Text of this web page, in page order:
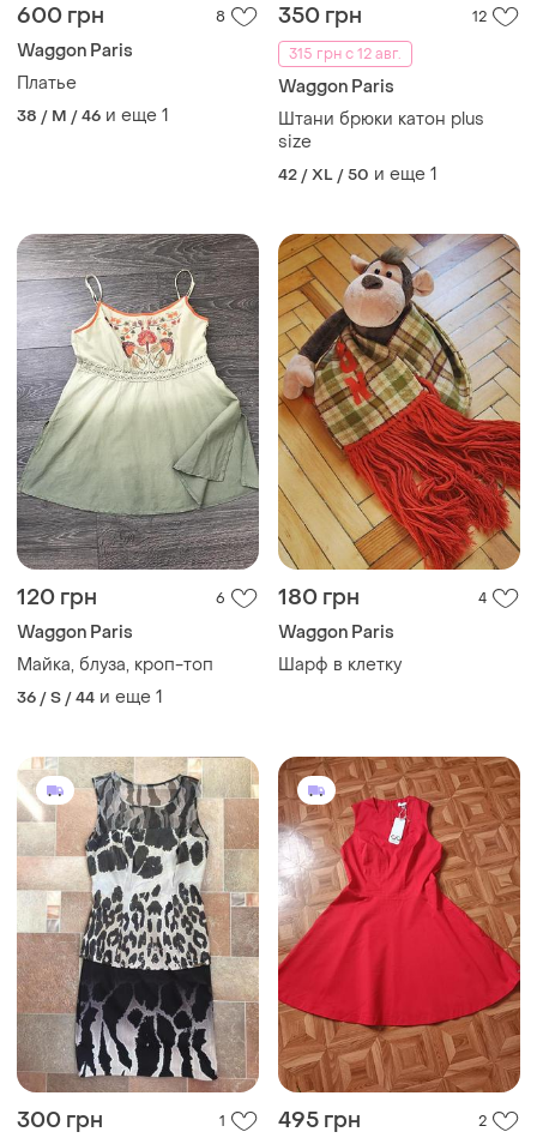
600 грн 8
Waggon Paris
Платье
38 / M / 46 и еще 1
350 грн
12
315 грн с 12 авг.
Waggon Paris
Штани брюки катон plus
size
42 / XL / 50 и еще 1
120 грн 6
Waggon Paris
Майка, блуза, кроп-топ
36 / S / 44 и еще 1
180 грн 4
Waggon Paris
Шарф в клетку
300 грн 1 495 грн 2